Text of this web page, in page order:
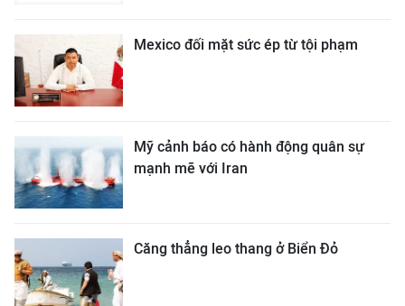
Mexico đối mặt sức ép từ tội phạm
Mỹ cảnh báo có hành động quân sự
mạnh mẽ với Iran
Căng thẳng leo thang ở Biển Đỏ